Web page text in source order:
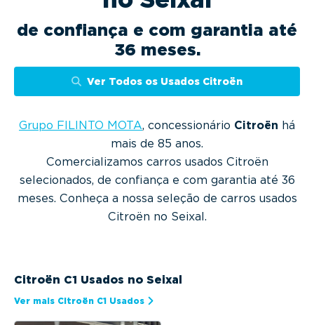
a
n
de confiança e com garantia até
36 meses.
Ver Todos os Usados Citroën
Grupo FILINTO MOTA, concessionário Citroën há
mais de 85 anos.
Comercializamos carros usados Citroën
selecionados, de confiança e com garantia até 36
meses. Conheça a nossa seleção de carros usados
Citroën no Seixal.
Citroën C1 Usados no Seixal
Ver mais Citroën C1 Usados